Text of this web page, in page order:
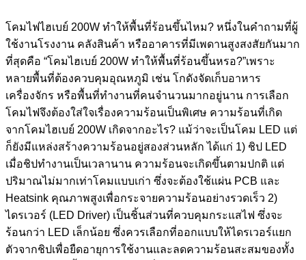
โคมไฟไฮเบย์ 200W ทำให้พื้นที่ร้อนขึ้นไหม? หนึ่งในคำถามที่ผู้
ใช้งานโรงงาน คลังสินค้า หรืออาคารที่มีเพดานสูงสงสัยกันมาก
ที่สุดคือ “โคมไฮเบย์ 200W ทำให้พื้นที่ร้อนขึ้นหรอ?”เพราะ
หลายพื้นที่ต้องควบคุมอุณหภูมิ เช่น โกดังจัดเก็บอาหาร
เครื่องจักร หรือพื้นที่ทำงานที่คนจำนวนมากอยู่นาน การเลือก
โคมไฟจึงต้องใส่ใจเรื่องความร้อนเป็นพิเศษ ความร้อนที่เกิด
จากโคมไฮเบย์ 200W เกิดจากอะไร? แม้ว่าจะเป็นโคม LED แต่
ก็ยังมีแหล่งสร้างความร้อนอยู่สองส่วนหลัก ได้แก่ 1) ชิป LED
เมื่อชิปทำงานเป็นเวลานาน ความร้อนจะเกิดขึ้นตามปกติ แต่
ปริมาณไม่มากเท่าโคมแบบเก่า ซึ่งจะต้องใช้แผ่น PCB และ
Heatsink คุณภาพสูงเพื่อกระจายความร้อนอย่างรวดเร็ว 2)
ไดรเวอร์ (LED Driver) เป็นชิ้นส่วนที่ควบคุมกระแสไฟ ซึ่งจะ
ร้อนกว่า LED เล็กน้อย ซึ่งควรเลือกที่ออกแบบให้ไดรเวอร์แยก
ตัวจากชิปเพื่อยืดอายุการใช้งานและลดความร้อนสะสมของทั้ง